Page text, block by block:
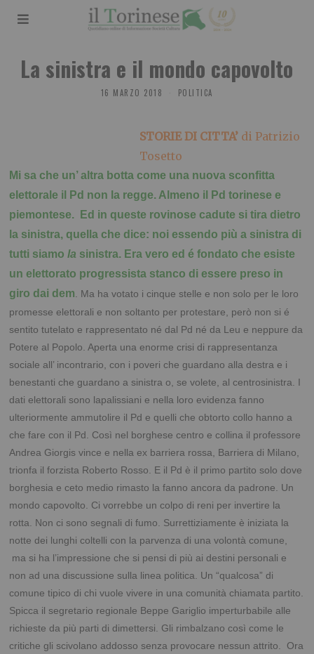
La sinistra e il mondo capovolto
16 MARZO 2018 POLITICA
STORIE DI CITTA’ di Patrizio
Tosetto
Mi sa che un’ altra botta come una nuova sconfitta
elettorale il Pd non la regge. Almeno il Pd torinese e
piemontese. Ed in queste rovinose cadute si tira dietro
la sinistra, quella che dice: noi essendo più a sinistra di
tutti siamola sinistra. Era vero ed é fondato che esiste
un elettorato progressista stanco di essere preso in
giro dai dem. Ma ha votato i cinque stelle e non solo per le loro
promesse elettorali e non soltanto per protestare, però non si é
sentito tutelato e rappresentato né dal Pd né da Leu e neppure da
Potere al Popolo. Aperta una enorme crisi di rappresentanza
sociale all’ incontrario, con i poveri che guardano alla destra e i
benestanti che guardano a sinistra o, se volete, al centrosinistra. I
dati elettorali sono lapalissiani e nella loro evidenza fanno
ulteriormente ammutolire il Pd e quelli che obtorto collo hanno a
che fare con il Pd. Così nel borghese centro e collina il professore
Andrea Giorgis vince e nella ex barriera rossa, Barriera di Milano,
trionfa il forzista Roberto Rosso. E il Pd è il primo partito solo dove
borghesia e ceto medio rimasto la fanno ancora da padrone. Un
mondo capovolto. Ci vorrebbe un colpo di reni per invertire la
rotta. Non ci sono segnali di fumo. Surrettiziamente è iniziata la
notte dei lunghi coltelli con la parvenza di una volontà comune,
ma si ha l’impressione che si pensi di più ai destini personali e
non ad una discussione sulla linea politica. Un “qualcosa” di
comune tipico di chi vuole vivere in una comunità chiamata partito.
Spicca il segretario regionale Beppe Gariglio imperturbabile alle
richieste da più parti di dimettersi. Gli rimbalzano così come le
critiche gli scivolano addosso senza provocare nessun attrito. Ora